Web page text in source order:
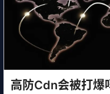
高防Cdn会被打爆